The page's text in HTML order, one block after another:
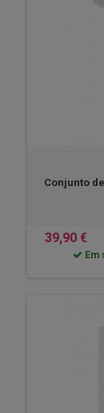
Conjunto
39,90 €
Em